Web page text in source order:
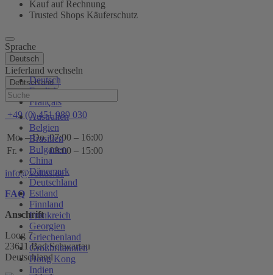
Kauf auf Rechnung
Trusted Shops Käuferschutz
Sprache
Deutsch
Deutsch
English
Français
Lieferland wechseln
Deutschland
Australien
Belgien
Brasilien
Bulgarien
China
Dänemark
Deutschland
Estland
Finnland
Frankreich
Georgien
Griechenland
Großbritannien
Hong Kong
Indien
Hilfe
+49 (0) 451 989 030
Mo. – Do. 07:00 – 16:00
Fr.
08:00 – 15:00
info@voltus.de
FAQ
Anschrift
Loog 7
23611 Bad Schwartau
Deutschland